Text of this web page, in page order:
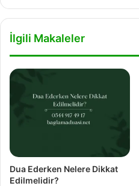
İlgili Makaleler
Dua Ederken Nelere Dikkat
Edilmelidir?